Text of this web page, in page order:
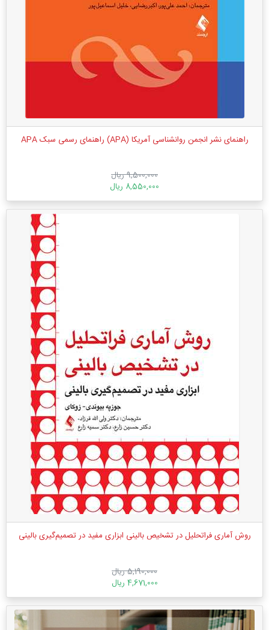
راهنمای نشر انجمن روانشناسی آمریکا (‏APA‏)‏ راهنمای رسمی سبک ‏APA
9,500,000 ریال
8,550,000 ریال
روش آماری فراتحلیل در تشخیص بالینی ابزاری مفید در تصمیم‌گیری بالینی
5,190,000 ریال
4,671,000 ریال